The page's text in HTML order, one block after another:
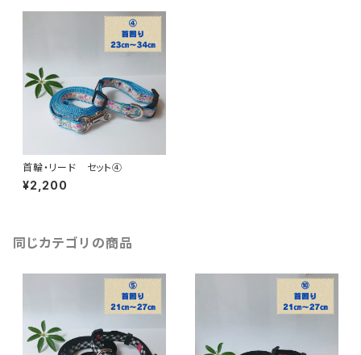
首輪・リード セット④
¥2,200
同じカテゴリの商品